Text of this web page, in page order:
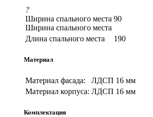
?
Ширина спального места
Ширина спального места
90
Длина спального места 190
Материал
Материал фасада:
ЛДСП 16 мм
Материал корпуса: ЛДСП 16 мм
Комплектация